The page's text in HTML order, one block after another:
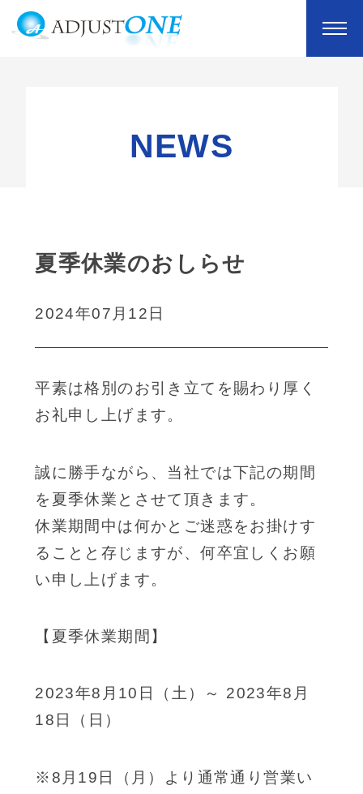
NEWS
夏季休業のおしらせ
2024年07月12日
平素は格別のお引き立てを賜わり厚く
お礼申し上げます。
誠に勝手ながら、当社では下記の期間
を夏季休業とさせて頂きます。
休業期間中は何かとご迷惑をお掛けす
ることと存じますが、何卒宜しくお願
い申し上げます。
【夏季休業期間】
2023年8月10日（土）～ 2023年8月
18日（日）
※8月19日（月）より通常通り営業い